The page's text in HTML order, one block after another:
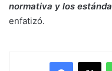
normativa y los
enfatizó.
Facebook
X